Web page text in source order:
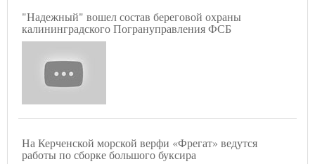
"Надежный" вошел состав береговой охраны
калининградского Погрануправления ФСБ
На Керченской морской верфи «Фрегат» ведутся
работы по сборке большого буксира